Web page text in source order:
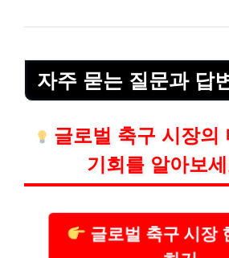
자주 묻는 질문과 답
글로벌 축구 시장의
기회를 알아보
글로벌 축구 시장